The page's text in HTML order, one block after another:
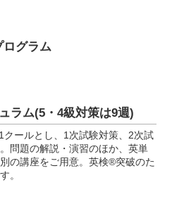
グラム
ラム(5・4級対策は9週)
ールとし、1次試験対策、2次試
問題の解説・演習のほか、英単
の講座をご用意。英検®突破のた
。